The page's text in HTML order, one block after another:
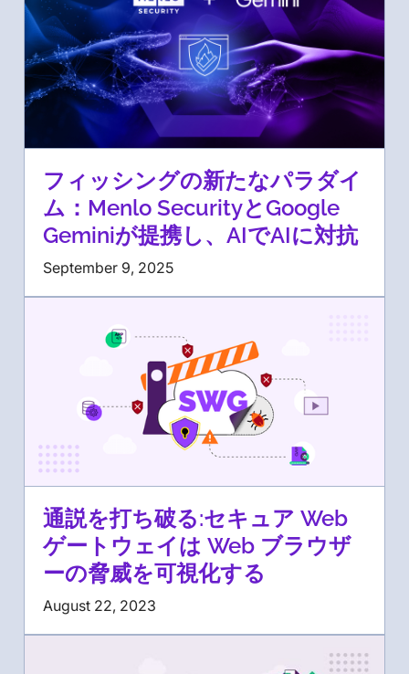
フィッシングの新たなパラダイ
ム：Menlo SecurityとGoogle
Geminiが提携し、AIでAIに対抗
September 9, 2025
通説を打ち破る:セキュア Web
ゲートウェイは Web ブラウザ
ーの脅威を可視化する
August 22, 2023